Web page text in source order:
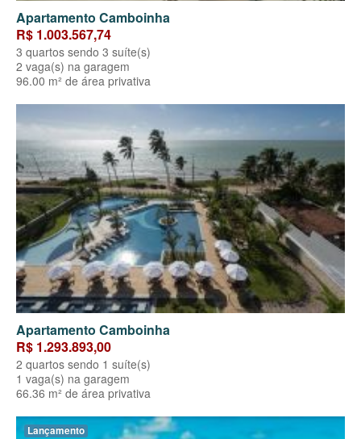
Apartamento Camboinha
R$ 1.003.567,74
3 quartos sendo 3 suíte(s)
2 vaga(s) na garagem
96.00 m² de área privativa
Apartamento Camboinha
R$ 1.293.893,00
2 quartos sendo 1 suíte(s)
1 vaga(s) na garagem
66.36 m² de área privativa
Lançamento